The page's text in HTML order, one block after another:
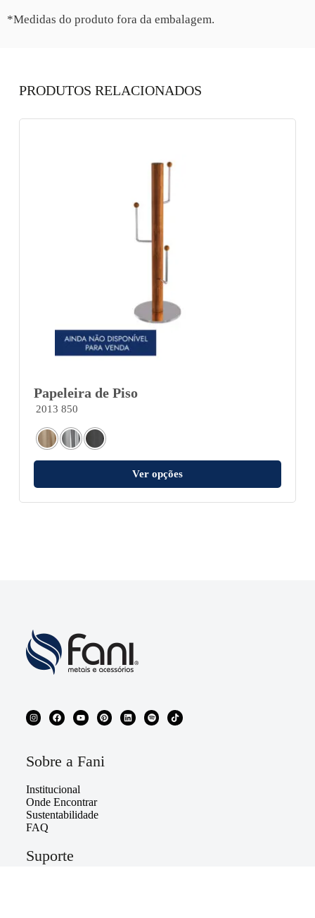
*Medidas do produto fora da embalagem.
PRODUTOS RELACIONADOS
Papeleira de Piso
2013 850
Ver opções
Sobre a Fani
Institucional
Onde Encontrar
Sustentabilidade
FAQ
Suporte